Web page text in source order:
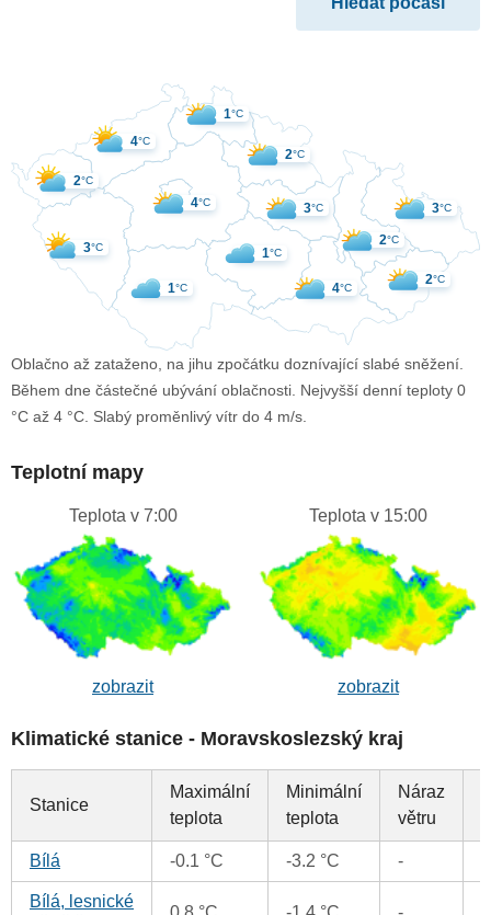
1°C 4°C
2°C
2°C
1°C
3°C
2°C
3°C
3°C
4°C
4°C
1°C
2°C
Oblačno až zataženo, na jihu zpočátku doznívající slabé sněžení.
Během dne částečné ubývání oblačnosti. Nejvyšší denní teploty 0
°C až 4 °C. Slabý proměnlivý vítr do 4 m/s.
Teplotní mapy
Teplota v 7:00
zobrazit
Teplota v 15:00
zobrazit
Klimatické stanice - Moravskoslezský kraj
Stanice
Maximální
teplota
Minimální
teplota
Náraz
větru
Bílá -0.1 °C -3.2 °C -
Bílá, lesnické